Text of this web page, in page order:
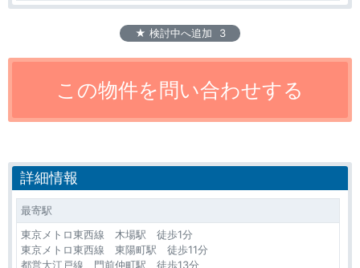
★ 検討中へ追加 3
詳細情報
最寄駅
東京メトロ東西線 木場駅 徒歩1分
東京メトロ東西線 東陽町駅 徒歩11分
都営大江戸線 門前仲町駅 徒歩13分